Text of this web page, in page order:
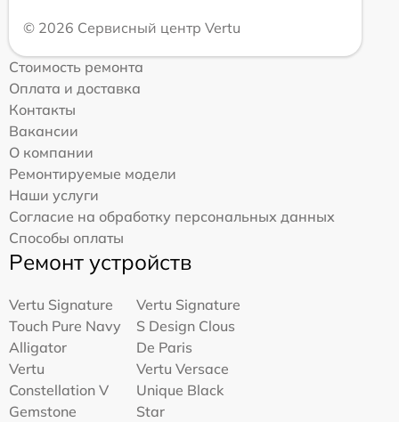
© 2026 Сервисный центр Vertu
Стоимость ремонта
Оплата и доставка
Контакты
Вакансии
О компании
Ремонтируемые модели
Наши услуги
Согласие на обработку персональных данных
Способы оплаты
Ремонт устройств
Vertu Signature
Touch Pure Navy
Alligator
Vertu Signature
S Design Clous
De Paris
Vertu
Constellation V
Gemstone
Vertu Versace
Unique Black
Star